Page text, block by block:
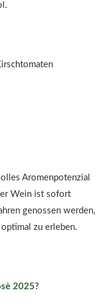
Aromenpotenzial
Wein ist sofort
genossen werden,
zu erleben.
2025?